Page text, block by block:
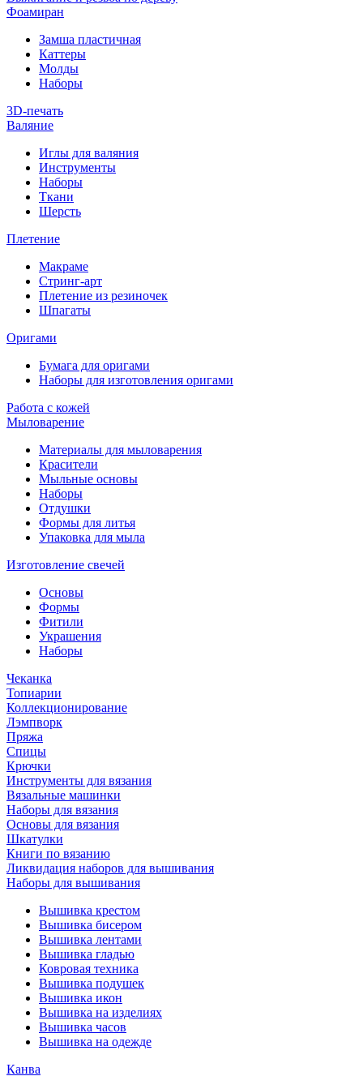
Фоамиран
Замша пластичная
Каттеры
Молды
Наборы
3D-печать
Валяние
Иглы для валяния
Инструменты
Наборы
Ткани
Шерсть
Плетение
Макраме
Стринг-арт
Плетение из резиночек
Шпагаты
Оригами
Бумага для оригами
Наборы для изготовления оригами
Работа с кожей
Мыловарение
Материалы для мыловарения
Красители
Мыльные основы
Наборы
Отдушки
Формы для литья
Упаковка для мыла
Изготовление свечей
Основы
Формы
Фитили
Украшения
Наборы
Чеканка
Топиарии
Коллекционирование
Лэмпворк
Пряжа
Спицы
Крючки
Инструменты для вязания
Вязальные машинки
Наборы для вязания
Основы для вязания
Шкатулки
Книги по вязанию
Ликвидация наборов для вышивания
Наборы для вышивания
Вышивка крестом
Вышивка бисером
Вышивка лентами
Вышивка гладью
Ковровая техника
Вышивка подушек
Вышивка икон
Вышивка на изделиях
Вышивка часов
Вышивка на одежде
Канва